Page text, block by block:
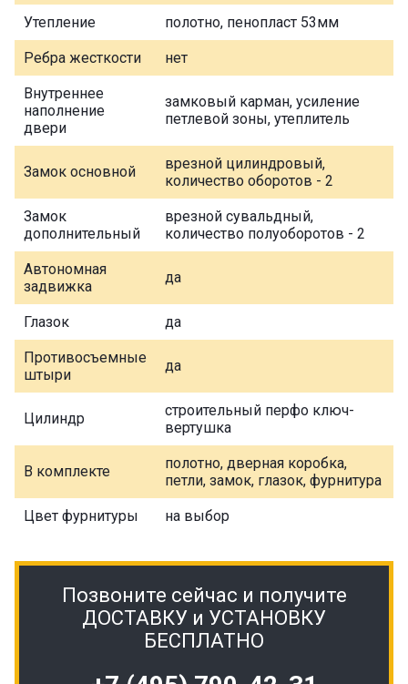
Утепление полотно, пенопласт 53мм
Ребра жесткости нет
Внутреннее
наполнение
двери
замковый карман, усиление
петлевой зоны, утеплитель
Замок основной
врезной цилиндровый,
количество оборотов - 2
Замок
дополнительный
врезной сувальдный,
количество полуоборотов - 2
Автономная
задвижка
да
Глазок да
Противосъемные
штыри
да
Цилиндр
строительный перфо ключ-
вертушка
В комплекте
полотно, дверная коробка,
петли, замок, глазок, фурнитура
Цвет фурнитуры на выбор
Позвоните сейчас и получите
ДОСТАВКУ и УСТАНОВКУ
БЕСПЛАТНО